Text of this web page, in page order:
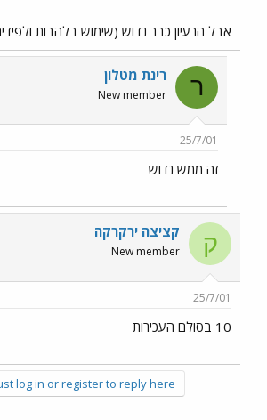
אבל הרעיון כבר נדוש (שימוש בלהבות
ר רינת מטלון
New member
25/7/01
זה ממש נדוש
ק קציצה ירקרקה
New member
25/7/01
10 בסולם העכירות
log in or register to reply here.